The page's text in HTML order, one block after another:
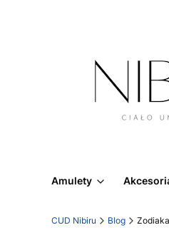
Amulety
CUD Nibiru Blog